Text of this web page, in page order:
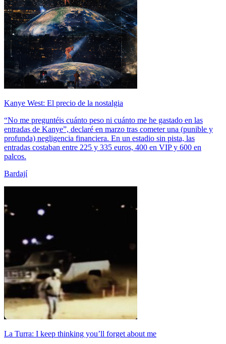
Kanye West: El precio de la nostalgia
“No me preguntéis cuánto peso ni cuánto me he gastado en las
entradas de Kanye”, declaré en marzo tras cometer una (punible y
profunda) negligencia financiera. En un estadio sin pista, las
entradas costaban entre 225 y 335 euros, 400 en VIP y 600 en
palcos.
Bardají
La Turra: I keep thinking you’ll forget about me